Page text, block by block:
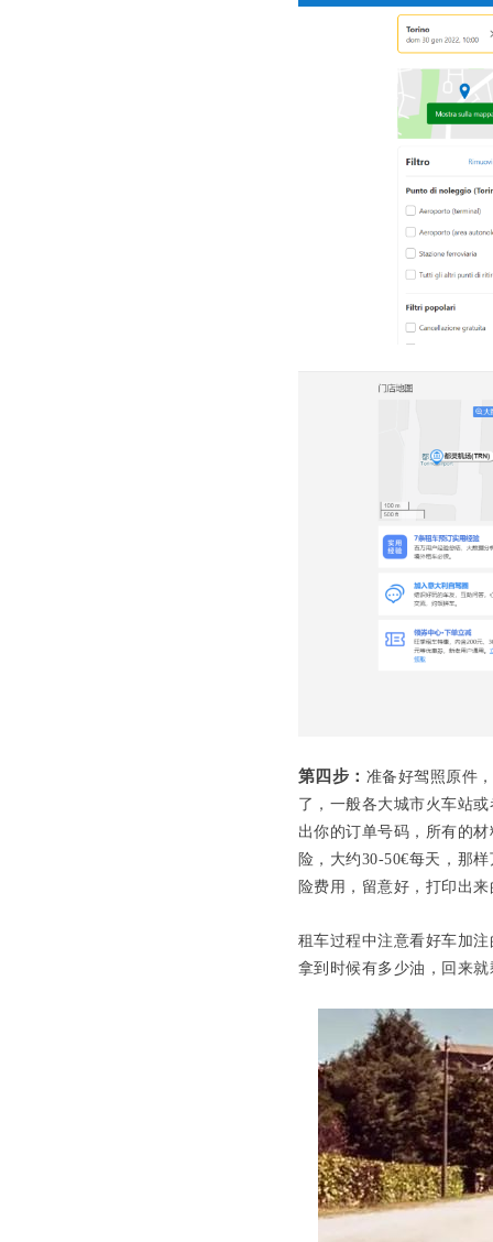
第四步： 准备好驾照原件
了，一般各大城市火车站
出你的订单号码，所有的
险，大约30-50€每天，那
险费用，留意好，打印出
租车过程中注意看好车加
拿到时候有多少油，回来